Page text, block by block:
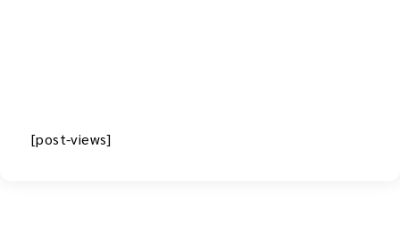
[post-views]